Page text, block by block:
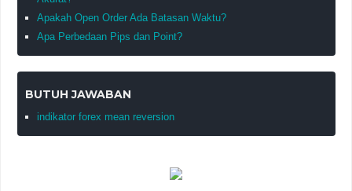
Apakah Open Order Ada Batasan Waktu?
Apa Perbedaan Pips dan Point?
BUTUH JAWABAN
indikator forex mean reversion